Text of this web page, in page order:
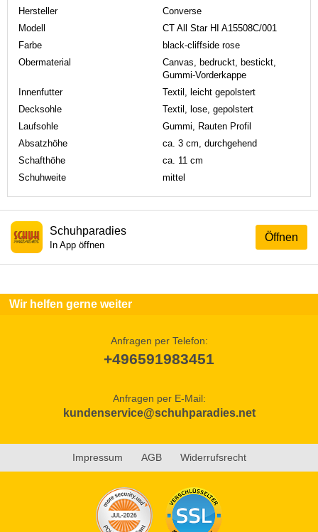
Hersteller
Converse
Modell
CT All Star HI A15508C/001
Farbe
black-cliffside rose
Obermaterial
Canvas, bedruckt, bestickt,
Gummi-Vorderkappe
Innenfutter
Textil, leicht gepolstert
Decksohle
Textil, lose, gepolstert
Laufsohle
Gummi, Rauten Profil
Absatzhöhe
ca. 3 cm, durchgehend
Schafthöhe
ca. 11 cm
Schuhweite
mittel
Öffnen
Schuhparadies
In App öffnen
Wir helfen gerne weiter
Anfragen per Telefon:
+496591983451
Anfragen per E-Mail:
kundenservice@schuhparadies.net
Impressum AGB Widerrufsrecht